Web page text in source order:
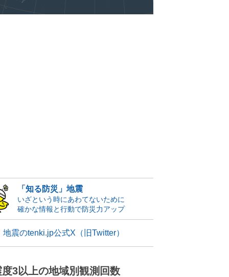
「知る防災」地震
いざという時にあわてないために
確かな情報と行動で防災力アップ
地震のtenki.jp公式X（旧Twitter）
度3以上の地域別観測回数